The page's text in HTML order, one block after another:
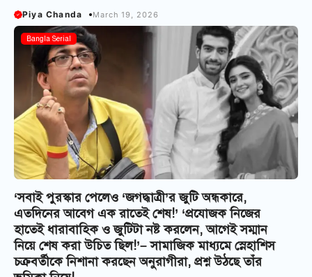
Piya Chanda March 19, 2026
Bangla Serial
‘সবাই পুরস্কার পেলেও ‘জগদ্ধাত্রী’র জুটি অন্ধকারে,
এতদিনের আবেগ এক রাতেই শেষ!’ ‘প্রযোজক নিজের
হাতেই ধারাবাহিক ও জুটিটা নষ্ট করলেন, আগেই সম্মান
নিয়ে শেষ করা উচিত ছিল!’– সামাজিক মাধ্যমে স্নেহাশিস
চক্রবর্তীকে নিশানা করছেন অনুরাগীরা, প্রশ্ন উঠছে তাঁর